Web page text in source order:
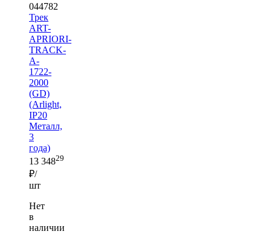
044782
Трек
ART-
APRIORI-
TRACK-
A-
1722-
2000
(GD)
(Arlight,
IP20
Металл,
3
года)
13 34829
₽/
шт
Нет
в
наличии